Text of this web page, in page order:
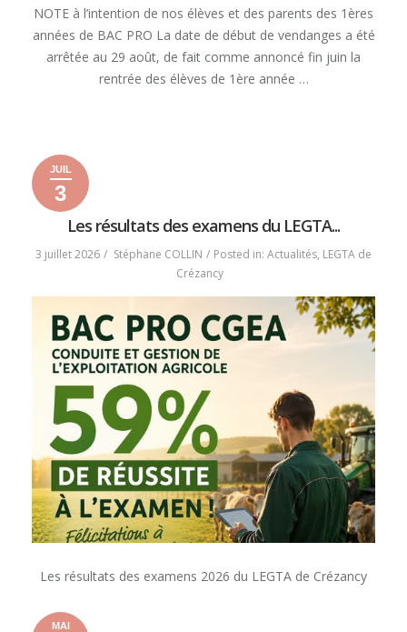
NOTE à l’intention de nos élèves et des parents des 1ères
années de BAC PRO La date de début de vendanges a été
arrêtée au 29 août, de fait comme annoncé fin juin la
rentrée des élèves de 1ère année …
POUR
VENDANGES
CRÉZANCY »
3
juillet
2026
3
juillet
2026
JUIL
32026
Les résultats des examens du LEGTA...
3 juillet 2026 Stéphane COLLIN Posted in: Actualités, LEGTA de
Crézancy
Les résultats des examens 2026 du LEGTA de Crézancy
MAI